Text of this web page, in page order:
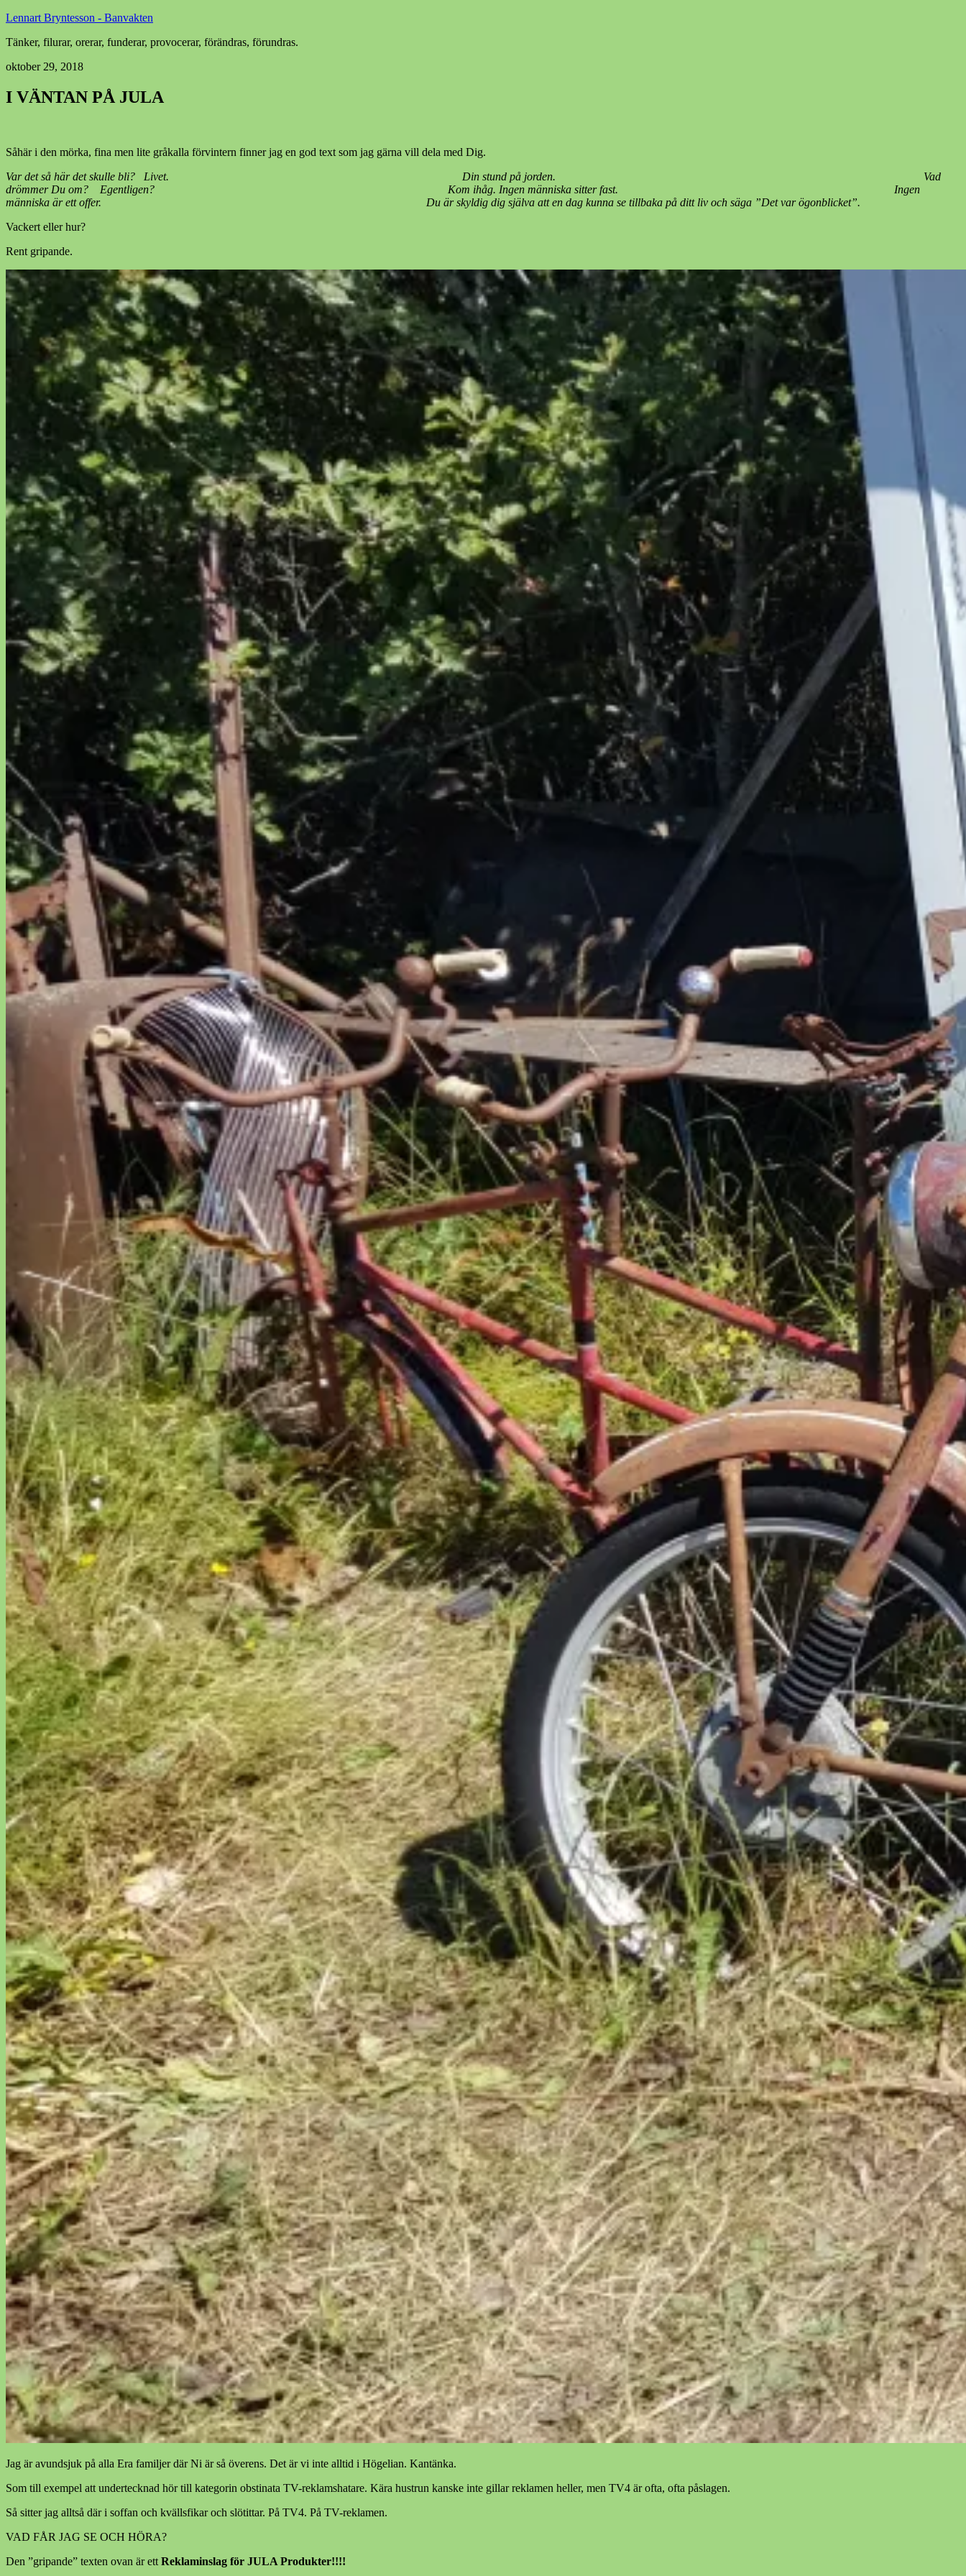
Lennart Bryntesson - Banvakten
Tänker, filurar, orerar, funderar, provocerar, förändras, förundras.
oktober 29, 2018
I VÄNTAN PÅ JULA
Såhär i den mörka, fina men lite gråkalla förvintern finner jag en god text som jag gärna vill dela med Dig.
Var det så här det skulle bli? Livet. Din stund på jorden. Vad
drömmer Du om? Egentligen? Kom ihåg. Ingen människa sitter fast. Ingen
människa är ett offer. Du är skyldig dig själva att en dag kunna se tillbaka på ditt liv och säga ”Det var ögonblicket”.
Vackert eller hur?
Rent gripande.
Jag är avundsjuk på alla Era familjer där Ni är så överens. Det är vi inte alltid i Högelian. Kantänka.
Som till exempel att undertecknad hör till kategorin obstinata TV-reklamshatare. Kära hustrun kanske inte gillar reklamen heller, men TV4 är ofta, ofta påslagen.
Så sitter jag alltså där i soffan och kvällsfikar och slötittar. På TV4. På TV-reklamen.
VAD FÅR JAG SE OCH HÖRA?
Den ”gripande” texten ovan är ett Reklaminslag för JULA Produkter!!!!